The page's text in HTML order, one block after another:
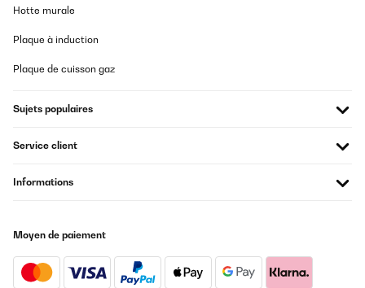
Hotte murale
Plaque à induction
Plaque de cuisson gaz
Sujets populaires
Service client
Informations
Moyen de paiement